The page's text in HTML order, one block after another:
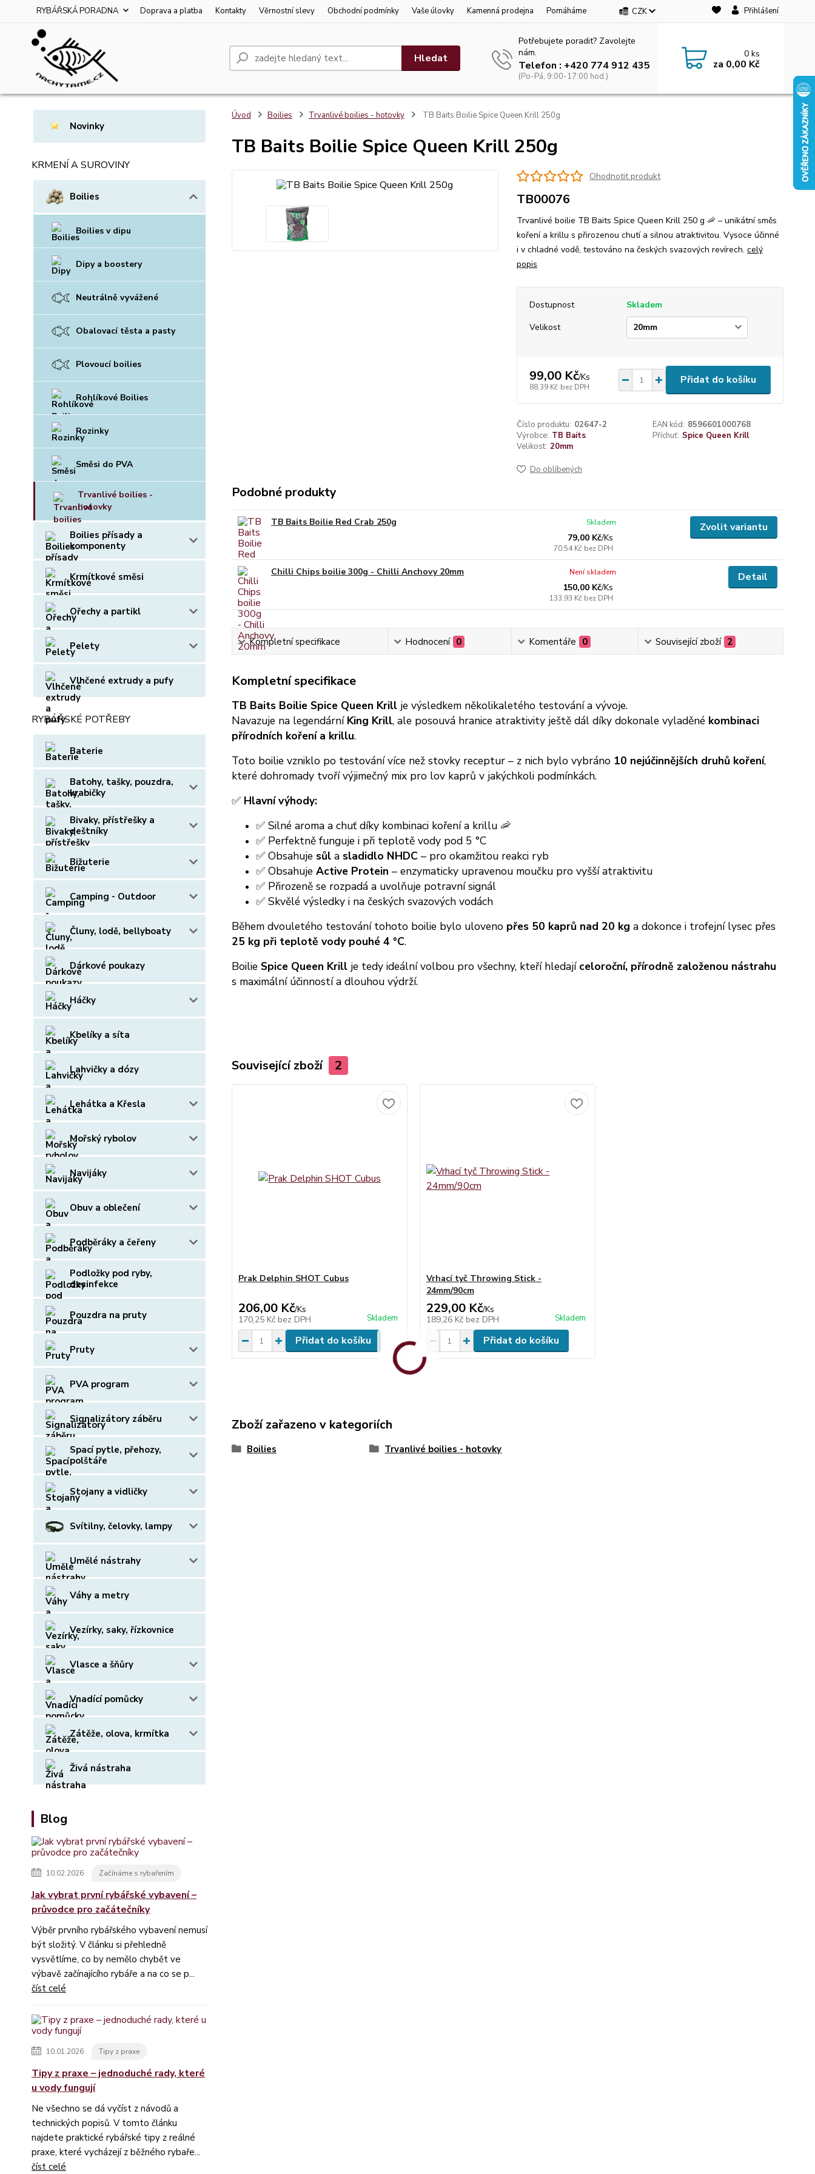
RYBÁŘSKÁ PORADNA Doprava a platba Kontakty Věrnostní slevy Obchodní podmínky Vaše úlovky Kamenná prodejna Pomáháme CZK Přihlášení
Hledat
Potřebujete poradit? Zavolejte
nám.
Telefon : +420 774 912 435
(Po-Pá, 9:00-17:00 hod.)
0ks
za 0,00 Kč
Novinky
KRMENÍ A SUROVINY
Boilies
Boilies v dipu
Dipy a boostery
Neutrálně vyvážené
Obalovací těsta a pasty
Plovoucí boilies
Rohlíkové Boilies
Rozinky
Směsi do PVA
Trvanlivé boilies -
hotovky
Boilies přísady a
komponenty
Krmítkové směsi
Ořechy a partikl
Pelety
Vlhčené extrudy a pufy
RYBÁŘSKÉ POTŘEBY
Baterie
Batohy, tašky, pouzdra,
krabičky
Bivaky, přístřešky a
deštníky
Bižuterie
Camping - Outdoor
Čluny, lodě, bellyboaty
Dárkové poukazy
Háčky
Kbelíky a síta
Lahvičky a dózy
Lehátka a Křesla
Mořský rybolov
Navijáky
Obuv a oblečení
Podběráky a čeřeny
Podložky pod ryby,
desinfekce
Pouzdra na pruty
Pruty
PVA program
Signalizátory záběru
Spací pytle, přehozy,
polštáře
Stojany a vidličky
Svítilny, čelovky, lampy
Umělé nástrahy
Váhy a metry
Vezírky, saky, řízkovnice
Vlasce a šňůry
Vnadící pomůcky
Zátěže, olova, krmítka
Živá nástraha
Blog
10.02.2026 Začínáme s rybařením
Jak vybrat první rybářské vybavení –
průvodce pro začátečníky
Výběr prvního rybářského vybavení nemusí
být složitý. V článku si přehledně
vysvětlíme, co by nemělo chybět ve
výbavě začínajícího rybáře a na co se p...
číst celé
10.01.2026 Tipy z praxe
Tipy z praxe – jednoduché rady, které
u vody fungují
Ne všechno se dá vyčíst z návodů a
technických popisů. V tomto článku
najdete praktické rybářské tipy z reálné
praxe, které vycházejí z běžného rybaře...
číst celé
Úvod Boilies Trvanlivé boilies - hotovky TB Baits Boilie Spice Queen Krill 250g
TB Baits Boilie Spice Queen Krill 250g
Ohodnotit produkt
TB00076
Trvanlivé boilie TB Baits Spice Queen Krill 250 g 🦐 – unikátní směs
koření a krillu s přirozenou chutí a silnou atraktivitou. Vysoce účinné
i v chladné vodě, testováno na českých svazových revírech. celý
popis
Dostupnost
Skladem
Velikost
99,00 Kč/Ks
88,39 Kč bez DPH
Přidat do košíku
Číslo produktu: 02647-2 EAN kód: 8596601000768
Výrobce: TB Baits Příchuť: Spice Queen Krill
Velikost: 20mm
Do oblíbených
Podobné produkty
TB Baits Boilie Red Crab 250g
79,00 Kč/Ks
70,54 Kč bez DPH
Skladem Zvolit variantu
Chilli Chips boilie 300g - Chilli Anchovy 20mm
150,00 Kč/Ks
133,93 Kč bez DPH
Není skladem Detail
Kompletní specifikace Hodnocení 0 Komentáře 0 Související zboží 2
Kompletní specifikace
TB Baits Boilie Spice Queen Krillje výsledkem několikaletého testování a vývoje.
Navazuje na legendární King Krill, ale posouvá hranice atraktivity ještě dál díky dokonale vyladěné kombinaci
přírodních koření a krillu.
Toto boilie vzniklo po testování více než stovky receptur – z nich bylo vybráno 10 nejúčinnějších druhů koření,
které dohromady tvoří výjimečný mix pro lov kaprů v jakýchkoli podmínkách.
✅ Hlavní výhody:
✅ Silné aroma a chuť díky kombinaci koření a krillu 🦐
✅ Perfektně funguje i při teplotě vody pod 5 °C
✅ Obsahuje sůla sladidlo NHDC – pro okamžitou reakci ryb
✅ Obsahuje Active Protein – enzymaticky upravenou moučku pro vyšší atraktivitu
✅ Přirozeně se rozpadá a uvolňuje potravní signál
✅ Skvělé výsledky i na českých svazových vodách
Během dvouletého testování tohoto boilie bylo uloveno přes 50 kaprů nad 20 kg a dokonce i trofejní lysec přes
25 kg při teplotě vody pouhé 4 °C.
Boilie Spice Queen Krillje tedy ideální volbou pro všechny, kteří hledají celoroční, přírodně založenou nástrahu
s maximální účinností a dlouhou výdrží.
Související zboží 2
Prak Delphin SHOT Cubus
206,00 Kč/Ks
170,25 Kč bez DPH Skladem
Přidat do košíku
Vrhací tyč Throwing Stick -
24mm/90cm
229,00 Kč/Ks
189,26 Kč bez DPH Skladem
Přidat do košíku
Zboží zařazeno v kategoriích
Boilies Trvanlivé boilies - hotovky